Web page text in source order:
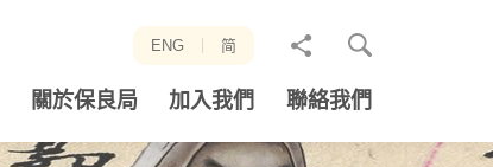
ENG 简
分
至
關於保良局 加入我們 聯絡我們